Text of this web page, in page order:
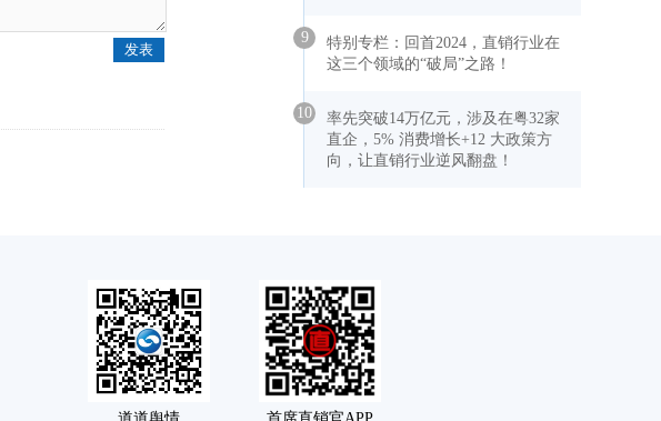
9
特别专栏：回首2024，直销行业在
这三个领域的“破局”之路！
10
率先突破14万亿元，涉及在粤32家
直企，5% 消费增长+12 大政策方
向，让直销行业逆风翻盘！